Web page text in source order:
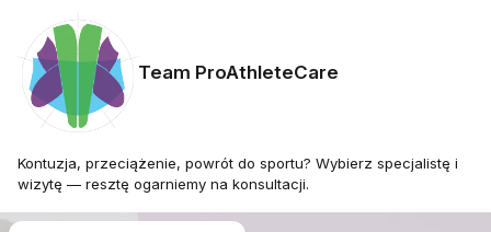
Team ProAthleteCare
Kontuzja, przeciążenie, powrót do sportu? Wybierz specjalistę i
wizytę — resztę ogarniemy na konsultacji.